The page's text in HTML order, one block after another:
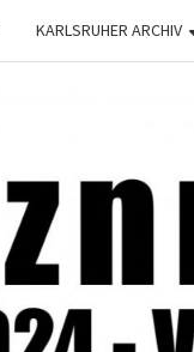
KARLSRUHER ARCHIV
2024 –
Vinyl &